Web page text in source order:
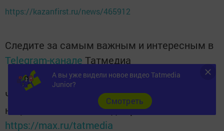
https://kazanfirst.ru/news/465912
Следите за самым важным и интересным в
Telegram-канале Татмедиа
Читайте новости Татарстана в
национальном мессенджере MАХ:
https://max.ru/tatmedia
А вы уже видели новое видео Tatmedia
Junior?
Cмотреть